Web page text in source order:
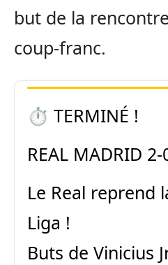
but de la
coup-franc.
⏱ TERMINÉ !
REAL MADRID
Le Real reprend
Liga !
Buts de Vinicius